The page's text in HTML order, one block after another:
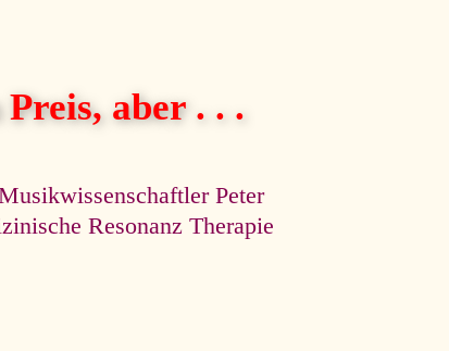
aber . . .
Peter
Resonanz Therapie